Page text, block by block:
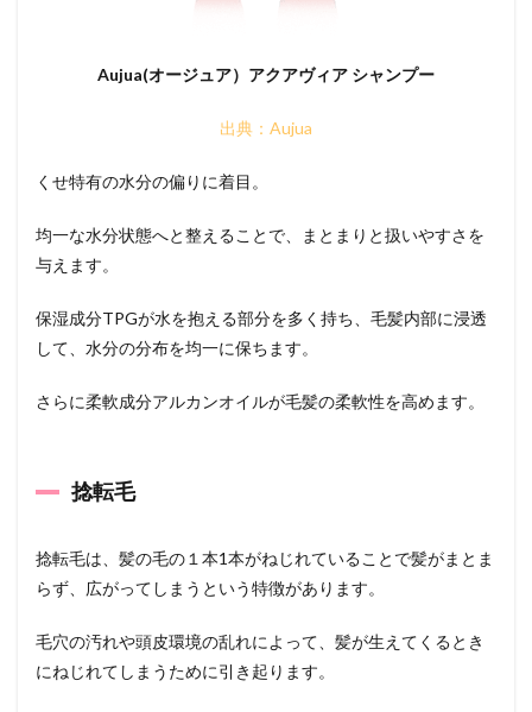
Aujua(オージュア）アクアヴィア シャンプー
出典：Aujua
くせ特有の水分の偏りに着目。
均一な水分状態へと整えることで、まとまりと扱いやすさを
与えます。
保湿成分TPGが水を抱える部分を多く持ち、毛髪内部に浸透
して、水分の分布を均一に保ちます。
さらに柔軟成分アルカンオイルが毛髪の柔軟性を高めます。
捻転毛
捻転毛は、髪の毛の１本1本がねじれていることで髪がまとま
らず、広がってしまうという特徴があります。
毛穴の汚れや頭皮環境の乱れによって、髪が生えてくるとき
にねじれてしまうために引き起ります。